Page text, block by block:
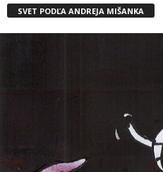
SVET PODĽA ANDREJA MIŠANKA